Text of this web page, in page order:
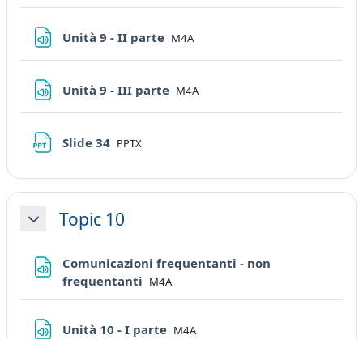
Unità 9 - II parte File
M4A
Unità 9 - III parte File
M4A
Slide 34 File
PPTX
MinimizzaTopic 10
Comunicazioni frequentanti - non
frequentanti File
M4A
Unità 10 - I parte File
M4A